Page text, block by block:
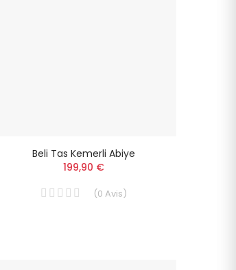
Beli Tas Kemerli Abiye
199,90 €
(0 Avis)